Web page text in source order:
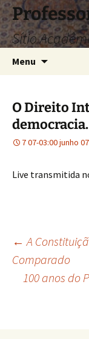
Pular
para
o
conteúdo
Sítio
Menu
O Direito
democracia.
7 07-03:00 junho
Live transmitida
de
← A
Comparado
100 anos do